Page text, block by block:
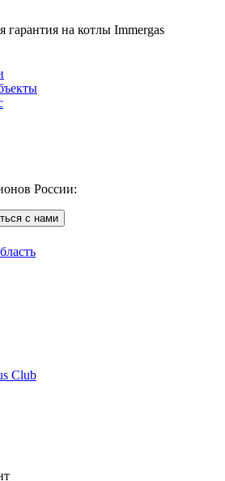
гарантия на котлы Immergas
России:
с нами
Club